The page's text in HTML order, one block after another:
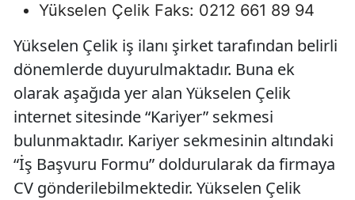
Yükselen Çelik Faks: 0212 661 89 94
Yükselen Çelik iş ilanı şirket tarafından belirli
dönemlerde duyurulmaktadır. Buna ek
olarak aşağıda yer alan Yükselen Çelik
internet sitesinde “Kariyer” sekmesi
bulunmaktadır. Kariyer sekmesinin altındaki
“İş Başvuru Formu” doldurularak da firmaya
CV gönderilebilmektedir. Yükselen Çelik